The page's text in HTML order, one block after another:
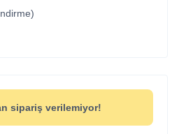
sipariş verilemiyor!